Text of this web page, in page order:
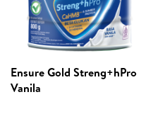
Ensure Gold Streng+hPro
Vanila